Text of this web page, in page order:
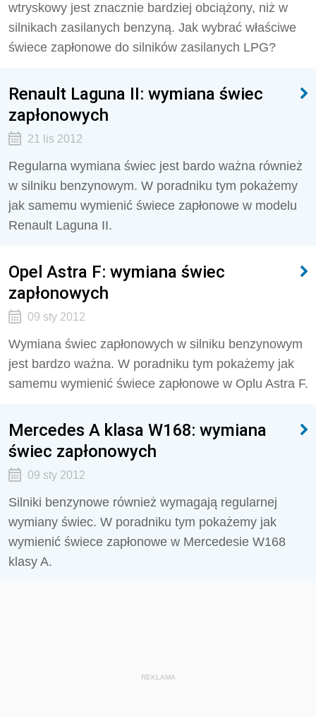
wtryskowy jest znacznie bardziej obciążony, niż w
silnikach zasilanych benzyną. Jak wybrać właściwe
świece zapłonowe do silników zasilanych LPG?
Renault Laguna II: wymiana świec
zapłonowych
21 lis 2012
Regularna wymiana świec jest bardo ważna również
w silniku benzynowym. W poradniku tym pokażemy
jak samemu wymienić świece zapłonowe w modelu
Renault Laguna II.
Opel Astra F: wymiana świec
zapłonowych
09 sty 2012
Wymiana świec zapłonowych w silniku benzynowym
jest bardzo ważna. W poradniku tym pokażemy jak
samemu wymienić świece zapłonowe w Oplu Astra F.
Mercedes A klasa W168: wymiana
świec zapłonowych
09 sty 2012
Silniki benzynowe również wymagają regularnej
wymiany świec. W poradniku tym pokażemy jak
wymienić świece zapłonowe w Mercedesie W168
klasy A.
REKLAMA